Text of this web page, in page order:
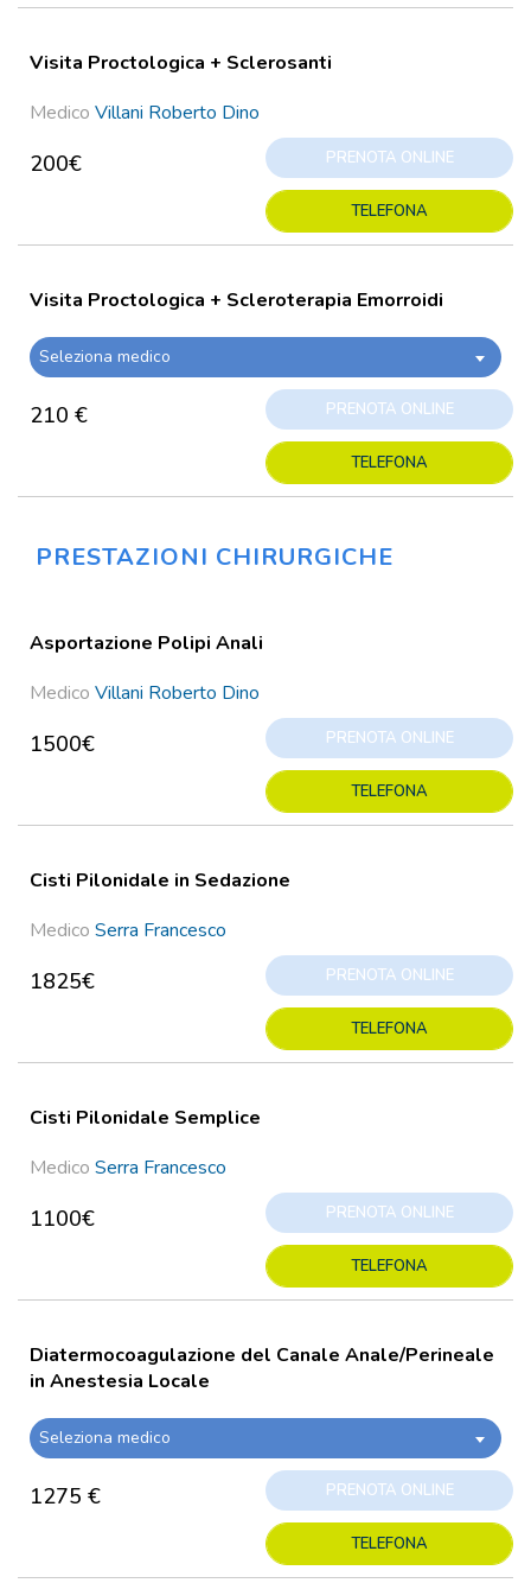
Visita Proctologica + Sclerosanti
Medico Villani Roberto Dino
200€ PRENOTA ONLINE
TELEFONA
Visita Proctologica + Scleroterapia Emorroidi
Seleziona medico
210 € PRENOTA ONLINE
TELEFONA
PRESTAZIONI CHIRURGICHE
Asportazione Polipi Anali
Medico Villani Roberto Dino
1500€ PRENOTA ONLINE
TELEFONA
Cisti Pilonidale in Sedazione
Medico Serra Francesco
1825€ PRENOTA ONLINE
TELEFONA
Cisti Pilonidale Semplice
Medico Serra Francesco
1100€ PRENOTA ONLINE
TELEFONA
Diatermocoagulazione del Canale Anale/Perineale
in Anestesia Locale
Seleziona medico
1275 € PRENOTA ONLINE
TELEFONA